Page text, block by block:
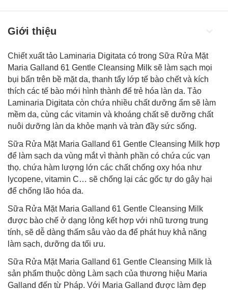
Giới thiệu
Chiết xuất tảo Laminaria Digitata có trong Sữa Rửa Mặt
Maria Galland 61 Gentle Cleansing Milk sẽ làm sạch mọi
bụi bẩn trên bề mặt da, thanh tẩy lớp tế bào chết và kích
thích các tế bào mới hình thành để trẻ hóa làn da. Tảo
Laminaria Digitata còn chứa nhiều chất dưỡng ẩm sẽ làm
mềm da, cùng các vitamin và khoáng chất sẽ dưỡng chất
nuôi dưỡng làn da khỏe mạnh và tràn đầy sức sống.
Sữa Rửa Mặt Maria Galland 61 Gentle Cleansing Milk hợp
để làm sạch da vùng mắt vì thành phần có chứa cúc vạn
thọ. chứa hàm lượng lớn các chất chống oxy hóa như
lycopene, vitamin C… sẽ chống lại các gốc tự do gây hại
để chống lão hóa da.
Sữa Rửa Mặt Maria Galland 61 Gentle Cleansing Milk
được bào chế ở dạng lỏng kết hợp với nhũ tương trung
tính, sẽ dễ dàng thấm sâu vào da để phát huy khả năng
làm sạch, dưỡng da tối ưu.
Sữa Rửa Mặt Maria Galland 61 Gentle Cleansing Milk là
sản phẩm thuộc dòng Làm sạch của thương hiệu Maria
Galland đến từ Pháp. Với Maria Galland được làm đẹp